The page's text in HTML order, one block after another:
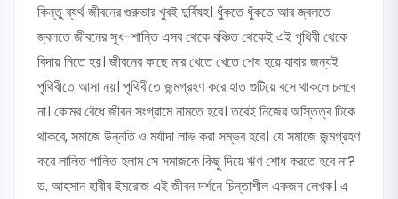
কিন্তু ব্যর্থ জীবনের গুরুভার খুবই দুর্বিষহ। ধুঁকতে ধুঁকতে আর জ্বলতে
জ্বলতে জীবনের সুখ-শান্তি এসব থেকে বঞ্চিত থেকেই এই পৃথিবী থেকে
বিদায় নিতে হয়। জীবনের কাছে মার খেতে খেতে শেষ হয়ে যাবার জন্যই
পৃথিবীতে আসা নয়। পৃথিবীতে জন্মগ্রহণ করে হাত গুটিয়ে বসে থাকলে চলবে
না। কোমর বেঁধে জীবন সংগ্রামে নামতে হবে। তবেই নিজের অস্তিত্ব টিকে
থাকবে, সমাজে উন্নতি ও মর্যাদা লাভ করা সম্ভব হবে। যে সমাজে জন্মগ্রহণ
করে লালিত পালিত হলাম সে সমাজকে কিছু দিয়ে ঋণ শোধ করতে হবে না?
ড. আহসান হাবীব ইমরোজ এই জীবন দর্শনে চিন্তাশীল একজন লেখক। এ